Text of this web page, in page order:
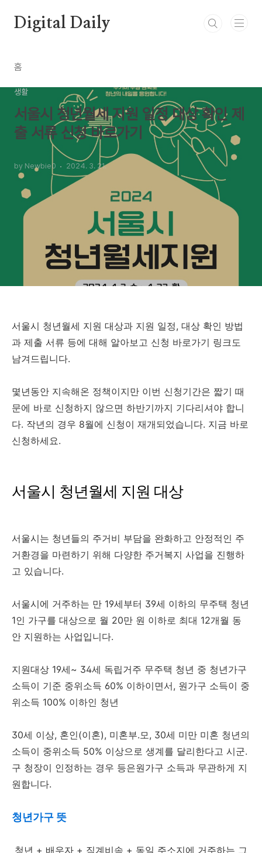
Digital Daily
홈
생활
서울시 청년월세 지원 일정 대상 확인 제
출 서류 신청 바로가기
by Newbie0 2024. 3. 21.
서울시 청년월세 지원 대상과 지원 일정, 대상 확인 방법
과 제출 서류 등에 대해 알아보고 신청 바로가기 링크도
남겨드립니다.
몇년동안 지속해온 정책이지만 이번 신청기간은 짧기 때
문에 바로 신청하지 않으면 하반기까지 기다리셔야 합니
다. 작년의 경우 8월에 신청이 재개되었습니다. 지금 바로
신청하세요.
서울시 청년월세 지원 대상
서울시는 청년들의 주거비 부담을 완화하고 안정적인 주
거환경을 마련하기 위해 다양한 주거복지 사업을 진행하
고 있습니다.
서울시에 거주하는 만 19세부터 39세 이하의 무주택 청년
1인 가구를 대상으로 월 20만 원 이하로 최대 12개월 동
안 지원하는 사업입니다.
지원대상 19세~ 34세 독립거주 무주택 청년 중 청년가구
소득이 기준 중위소득 60% 이하이면서, 원가구 소득이 중
위소득 100% 이하인 청년
30세 이상, 혼인(이혼), 미혼부.모, 30세 미만 미혼 청년의
소득이 중위소득 50% 이상으로 생계를 달리한다고 시군.
구 청장이 인정하는 경우 등은원가구 소득과 무관하게 지
원합니다.
청년가구 뜻
청년 + 배우자 + 직계비속 + 동일 주소지에 거주하는 그